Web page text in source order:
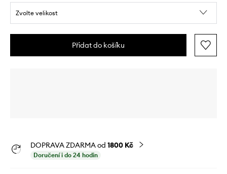
Zvolte velikost
Přidat do košíku
DOPRAVA ZDARMA od 1800 Kč
Doručení i do 24 hodin